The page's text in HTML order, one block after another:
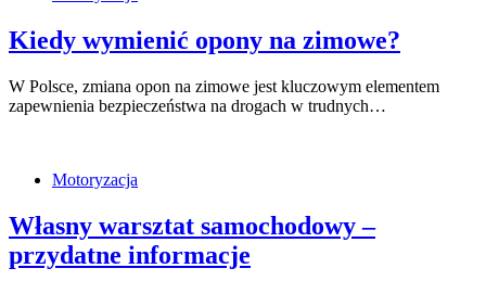
Kiedy wymienić opony na zimowe?
W Polsce, zmiana opon na zimowe jest kluczowym elementem
zapewnienia bezpieczeństwa na drogach w trudnych…
Motoryzacja
Własny warsztat samochodowy –
przydatne informacje